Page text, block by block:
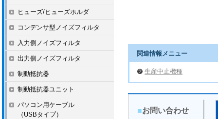
関連情報メニュー
生産中止機種
■お問い合わせ
ヒューズ/ヒューズホルダ
コンデンサ型ノイズフィルタ
入力側ノイズフィルタ
出力側ノイズフィルタ
制動抵抗器
制動抵抗器ユニット
パソコン用ケーブル
（USBタイプ）